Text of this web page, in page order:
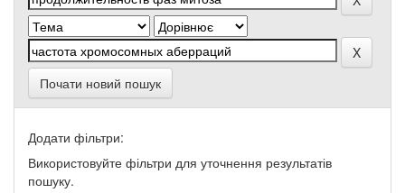
Почати новий пошук
Додати фільтри:
Використовуйте фільтри для уточнення результатів
пошуку.